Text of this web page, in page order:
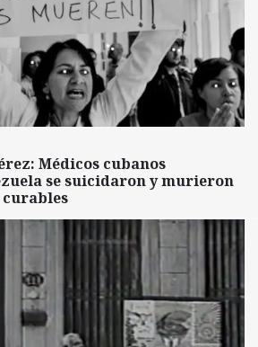
Médicos cubanos
se suicidaron y murieron
curables